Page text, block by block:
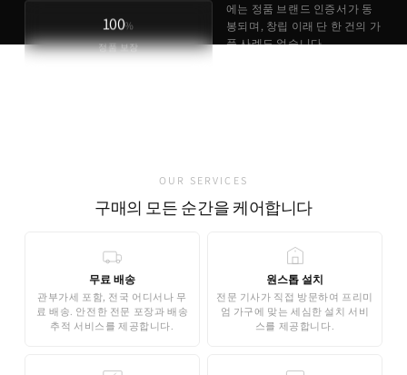
에는 정품 브랜드 인증서가 동
봉되며, 창립 이래 단 한 건의 가
품 사례도 없습니다.
100%
정품 보장
OUR SERVICES
구매의 모든 순간을 케어합니다
무료 배송
관부가세 포함, 전국 어디서나 무
료 배송. 안전한 전문 포장과 배송
추적 서비스를 제공합니다.
원스톱 설치
전문 기사가 직접 방문하여 프리미
엄 가구에 맞는 세심한 설치 서비
스를 제공합니다.